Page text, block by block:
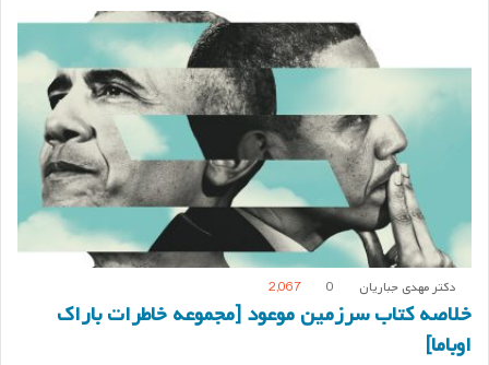
دکتر مهدی جباریان 0
2,067
خلاصه کتاب سرزمین موعود [مجموعه خاطرات باراک
اوباما]